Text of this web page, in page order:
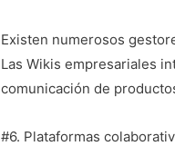
Existen numerosos
Las Wikis empresariales
comunicación de
#6. Plataformas